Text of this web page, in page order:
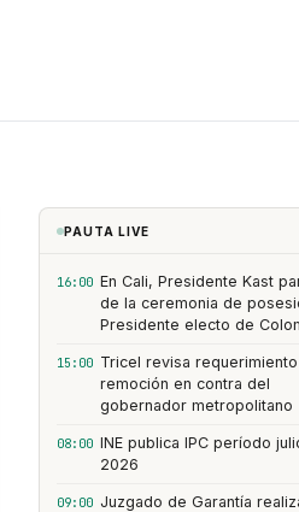
PAUTA LIVE
16:00 En Cali, Presidente Kast
de la ceremonia de
Presidente electo de
15:00 Tricel revisa
remoción en contra del
gobernador metropolitano
08:00 INE publica IPC período
2026
09:00 Juzgado de Garantía